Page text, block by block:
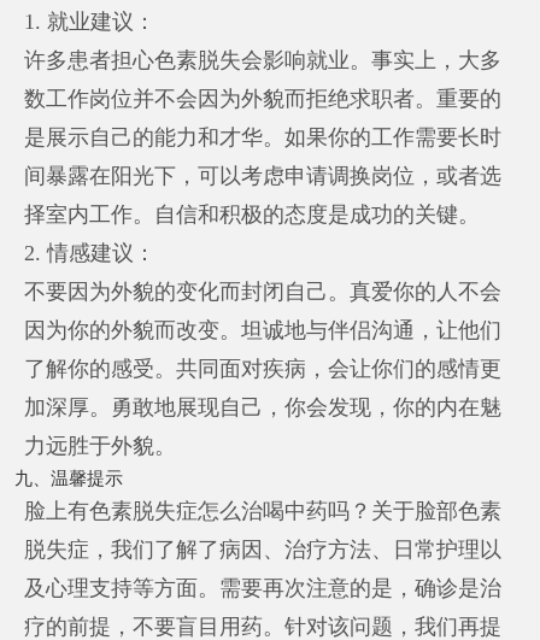
1. 就业建议：
许多患者担心色素脱失会影响就业。事实上，大多
数工作岗位并不会因为外貌而拒绝求职者。重要的
是展示自己的能力和才华。如果你的工作需要长时
间暴露在阳光下，可以考虑申请调换岗位，或者选
择室内工作。自信和积极的态度是成功的关键。
2. 情感建议：
不要因为外貌的变化而封闭自己。真爱你的人不会
因为你的外貌而改变。坦诚地与伴侣沟通，让他们
了解你的感受。共同面对疾病，会让你们的感情更
加深厚。勇敢地展现自己，你会发现，你的内在魅
力远胜于外貌。
九、温馨提示
脸上有色素脱失症怎么治喝中药吗？关于脸部色素
脱失症，我们了解了病因、治疗方法、日常护理以
及心理支持等方面。需要再次注意的是，确诊是治
疗的前提，不要盲目用药。针对该问题，我们再提